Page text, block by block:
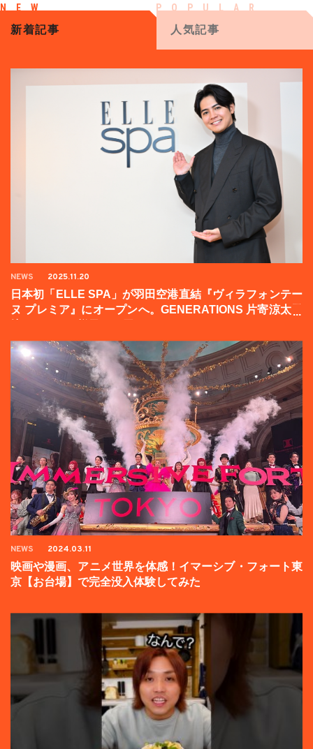
新着記事 人気記事
NEWS 2025.11.20
日本初「ELLE SPA」が羽田空港直結『ヴィラフォンテー
ヌ プレミア』にオープンへ。GENERATIONS 片寄涼太登
NEWS 2024.03.11
映画や漫画、アニメ世界を体感！イマーシブ・フォート東
京【お台場】で完全没入体験してみた